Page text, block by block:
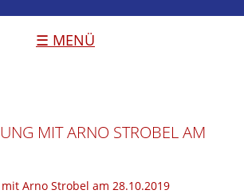
☰ MENÜ
MIT ARNO STROBEL AM
Arno Strobel am 28.10.2019